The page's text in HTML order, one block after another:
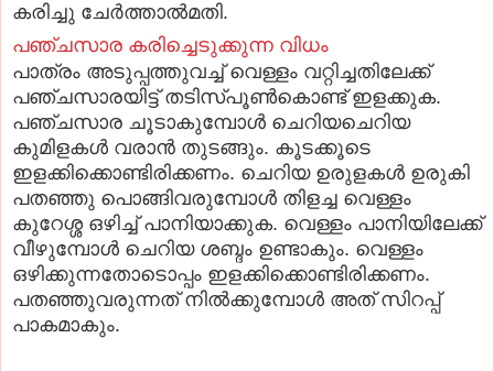
കരിച്ചു ചേര്‍ത്താല്‍മതി.
പഞ്ചസാര കരിച്ചെടുക്കുന്ന വിധം
പാത്രം അടുപ്പത്തുവച്ച് വെള്ളം വറ്റിച്ചതിലേക്ക്
പഞ്ചസാരയിട്ട് തടിസ്പൂണ്‍കൊണ്ട് ഇളക്കുക.
പഞ്ചസാര ചൂടാകുമ്പോള്‍ ചെറിയചെറിയ
കുമിളകള്‍ വരാന്‍ തുടങ്ങും. കൂടക്കൂടെ
ഇളക്കിക്കൊണ്ടിരിക്കണം. ചെറിയ ഉരുളകള്‍ ഉരുകി
പതഞ്ഞു പൊങ്ങിവരുമ്പോള്‍ തിളച്ച വെള്ളം
കുറേശ്ശ ഒഴിച്ച് പാനിയാക്കുക. വെള്ളം പാനിയിലേക്ക്
വീഴുമ്പോള്‍ ചെറിയ ശബ്ദം ഉണ്ടാകും. വെള്ളം
ഒഴിക്കുന്നതോടൊപ്പം ഇളക്കിക്കൊണ്ടിരിക്കണം.
പതഞ്ഞുവരുന്നത് നില്‍ക്കുമ്പോള്‍ അത് സിറപ്പ്
പാകമാകും.